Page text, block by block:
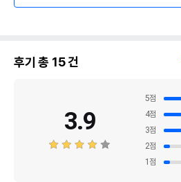
후기 총 15건
3.9
5점
4점
3점
2점
1 점